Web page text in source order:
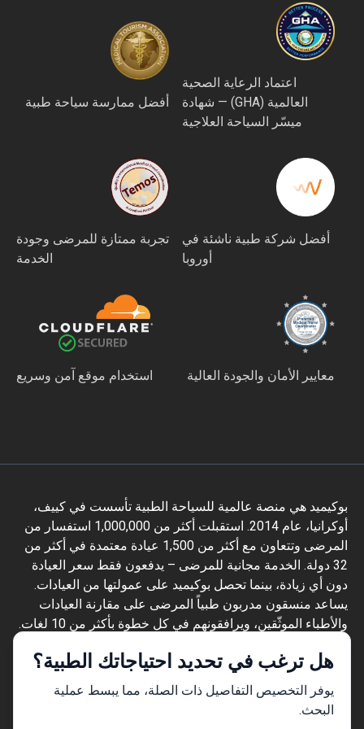
هل ترغب في تحديد احتياجاتك الطبية؟
يوفر التخصيص التفاصيل ذات الصلة، مما يبسط عملية
البحث.
اعتماد الرعاية الصحية
العالمية (GHA) — شهادة
ميسّر السياحة العلاجية
أفضل ممارسة سياحة طبية
أفضل شركة طبية ناشئة في
أوروبا
تجربة ممتازة للمرضى وجودة
الخدمة
معايير الأمان والجودة العالية استخدام موقع آمن وسريع
بوكيميد هي منصة عالمية للسياحة الطبية تأسست في كييف،
أوكرانيا، عام 2014. استقبلت أكثر من 1,000,000 استفسار من
المرضى وتتعاون مع أكثر من 1,500 عيادة معتمدة في أكثر من
32 دولة. الخدمة مجانية للمرضى – يدفعون فقط سعر العيادة
دون أي زيادة، بينما تحصل بوكيميد على عمولتها من العيادات.
يساعد منسقون مدربون طبياً المرضى على مقارنة العيادات
والأطباء الموثّقين، ويرافقونهم في كل خطوة بأكثر من 10 لغات.
معتمدة سابقاً من Temos (2024–2025). تقييمها 4.6 على
Trustpilot و4.4 على Google Reviews.
المعلومات المقدمة على الموقع ليست دليلاً
للعمل ولا ينبغي تفسيرها على أنها نصيحة طبية أو